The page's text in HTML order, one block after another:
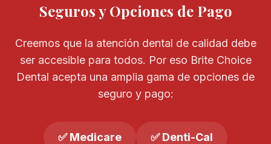
Seguros y Opciones de Pago
Creemos que la atención dental de calidad debe
ser accesible para todos. Por eso Brite Choice
Dental acepta una amplia gama de opciones de
seguro y pago:
✅ Medicare ✅ Denti-Cal